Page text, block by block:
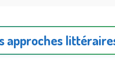
approches